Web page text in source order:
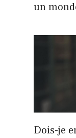
un
Dois-je